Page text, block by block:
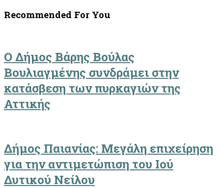
Recommended For You
Ο Δήμος Βάρης Βούλας
Βουλιαγμένης συνδράμει στην
κατάσβεση των πυρκαγιών της
Αττικής
Δήμος Παιανίας: Μεγάλη επιχείρηση
για την αντιμετώπιση του Ιού
Δυτικού Νείλου